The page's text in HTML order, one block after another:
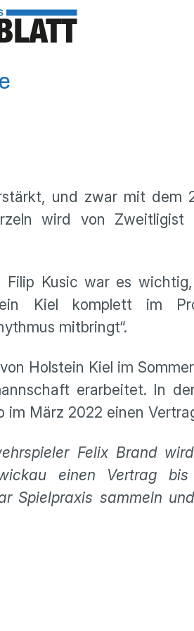
und zwar mit dem
wird von
Filip Kusic war es
Kiel komplett im
mitbringt“.
Holstein Kiel im
erarbeitet. In
März 2022 einen
Felix Brand
einen Vertrag
Spielpraxis sammeln